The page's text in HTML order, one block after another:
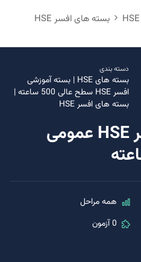
بسته های افسر HSE
دسته بندی
بسته های HSE | بسته آموزشی
افسر HSE سطح عالی 500 ساعته
|
بسته های افسر HSE
بسته آموزشی افسر HSE عمومی
همه مراحل
0 آزمون